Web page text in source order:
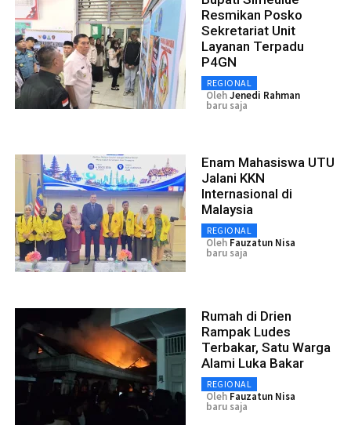
Resmikan Posko
Sekretariat Unit
Layanan Terpadu
P4GN
REGIONAL
OlehJenedi Rahman
baru saja
Enam Mahasiswa UTU
Jalani KKN
Internasional di
Malaysia
REGIONAL
Oleh Fauzatun Nisa
baru saja
Rumah di Drien
Rampak Ludes
Terbakar, Satu Warga
Alami Luka Bakar
REGIONAL
Oleh Fauzatun Nisa
baru saja